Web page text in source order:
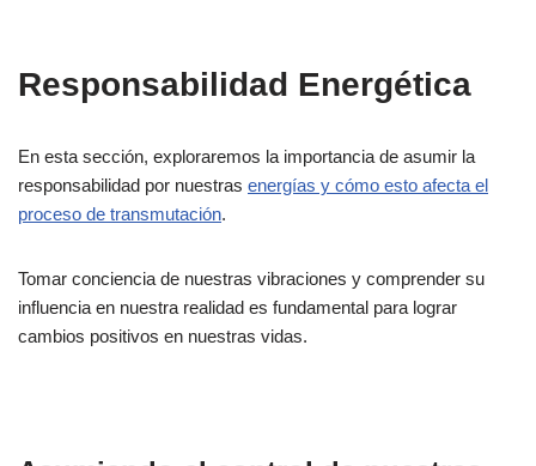
Responsabilidad Energética
En esta sección, exploraremos la importancia de asumir la
responsabilidad por nuestras energías y cómo esto afecta el
proceso de transmutación.
Tomar conciencia de nuestras vibraciones y comprender su
influencia en nuestra realidad es fundamental para lograr
cambios positivos en nuestras vidas.